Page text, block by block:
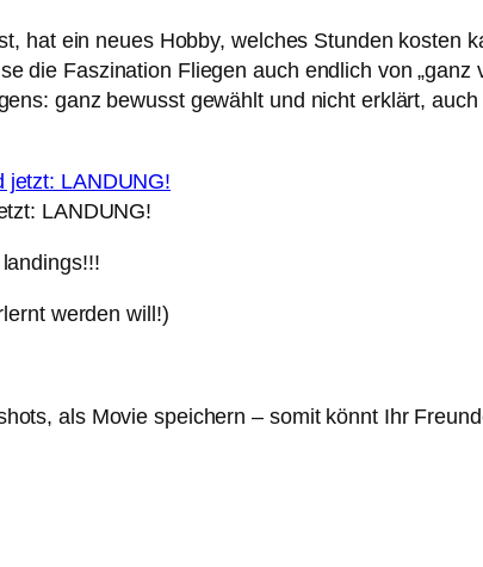
hat ein neues Hobby, welches Stunden kosten
die Faszination Fliegen auch endlich von
ganz bewusst gewählt und nicht erklärt,
LANDUNG!
werden will!)
als Movie speichern – somit könnt Ihr